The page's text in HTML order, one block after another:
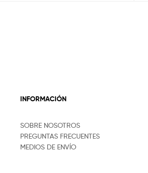
INFORMACIÓN
SOBRE NOSOTROS
PREGUNTAS FRECUENTES
MEDIOS DE ENVÍO